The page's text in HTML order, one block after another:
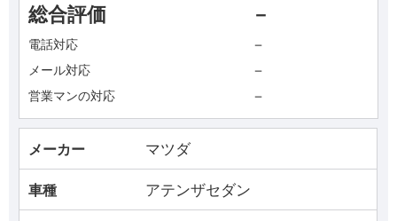
総合評価 －
電話対応 －
メール対応 －
営業マンの対応 －
メーカー マツダ
車種 アテンザセダン